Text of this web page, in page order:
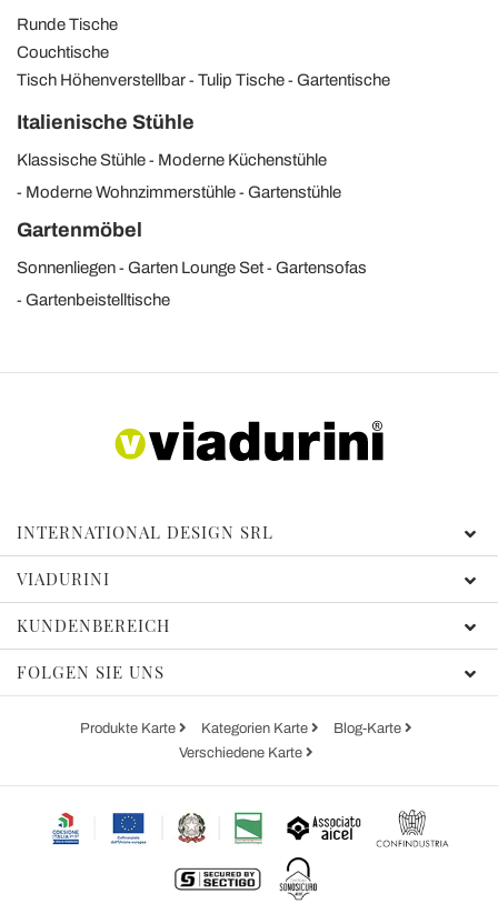
Runde Tische
Couchtische
Tisch Höhenverstellbar
Tulip Tische Gartentische
Italienische Stühle
Klassische Stühle
Moderne Küchenstühle
Moderne Wohnzimmerstühle
Gartenstühle
Gartenmöbel
Sonnenliegen Garten Lounge Set
Gartensofas
Gartenbeistelltische
INTERNATIONAL DESIGN SRL
VIADURINI
KUNDENBEREICH
FOLGEN SIE UNS
Produkte Karte Kategorien Karte
Blog-Karte
Verschiedene Karte